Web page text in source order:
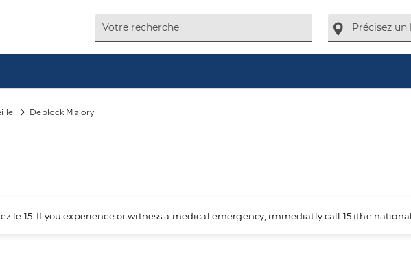
Deblock Malory
le 15. If you experience or witness a medical emergency, immediatly call 15 (the